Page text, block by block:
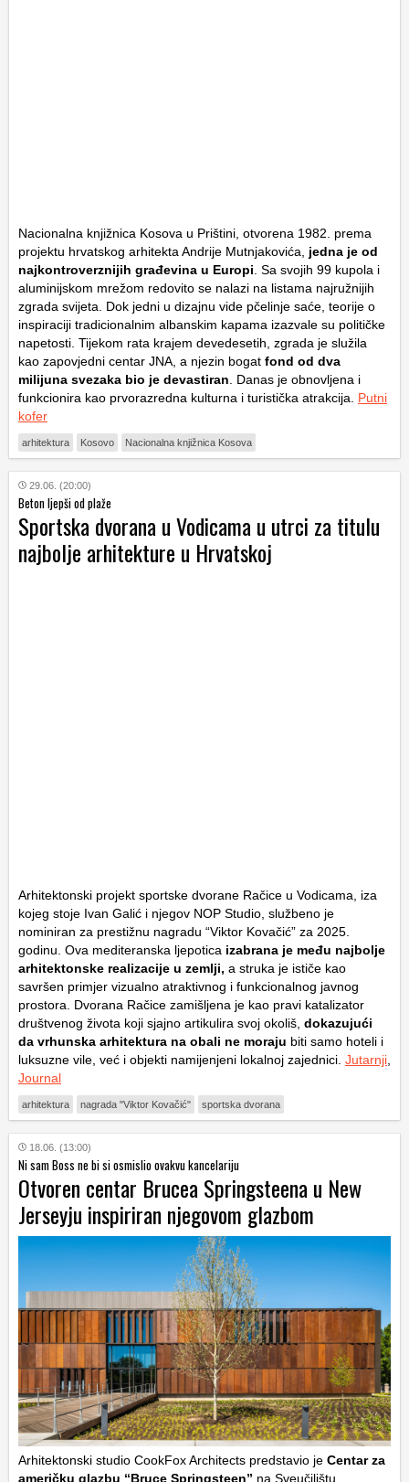
Nacionalna knjižnica Kosova u Prištini, otvorena 1982. prema
projektu hrvatskog arhitekta Andrije Mutnjakovića,
jedna je od
najkontroverznijih građevina u Europi . Sa svojih 99 kupola i
aluminijskom mrežom redovito se nalazi na listama najružnijih
zgrada svijeta. Dok jedni u dizajnu vide pčelinje saće, teorije o
inspiraciji tradicionalnim albanskim kapama izazvale su političke
napetosti. Tijekom rata krajem devedesetih, zgrada je služila
kao zapovjedni centar JNA, a njezin bogat fond od dva
milijuna svezaka bio je devastiran . Danas je obnovljena i
funkcionira kao prvorazredna kulturna i turistička atrakcija. Putni
kofer
arhitektura Kosovo Nacionalna knjižnica Kosova
29.06. (20:00)
Beton ljepši od plaže
Sportska dvorana u Vodicama u utrci za titulu
najbolje arhitekture u Hrvatskoj
Arhitektonski projekt sportske dvorane Račice u Vodicama, iza
kojeg stoje Ivan Galić i njegov NOP Studio, službeno je
nominiran za prestižnu nagradu “Viktor Kovačić” za 2025.
godinu. Ova mediteranska ljepotica izabrana je među najbolje
arhitektonske realizacije u zemlji, a struka je ističe kao
savršen primjer vizualno atraktivnog i funkcionalnog javnog
prostora. Dvorana Račice zamišljena je kao pravi katalizator
društvenog života koji sjajno artikulira svoj okoliš, dokazujući
da vrhunska arhitektura na obali ne moraju biti samo hoteli i
luksuzne vile, već i objekti namijenjeni lokalnoj zajednici. Jutarnji,
Journal
arhitektura nagrada "Viktor Kovačić" sportska dvorana
18.06. (13:00)
Ni sam Boss ne bi si osmislio ovakvu kancelariju
Otvoren centar Brucea Springsteena u New
Jerseyju inspiriran njegovom glazbom
Arhitektonski studio CookFox Architects predstavio je Centar za
američku glazbu “Bruce Springsteen” na Sveučilištu